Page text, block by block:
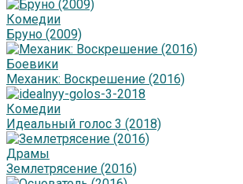
Комедии
Бруно (2009)
Боевики
Механик: Воскрешение (2016)
Комедии
Идеальный голос 3 (2018)
Драмы
Землетрясение (2016)